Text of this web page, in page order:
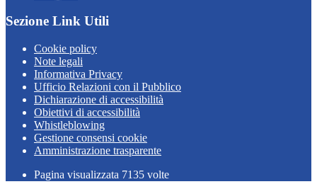
Sezione Link Utili
Cookie policy
Note legali
Informativa Privacy
Ufficio Relazioni con il Pubblico
Dichiarazione di accessibilità
Obiettivi di accessibilità
Whistleblowing
Gestione consensi cookie
Amministrazione trasparente
Pagina visualizzata 7135 volte